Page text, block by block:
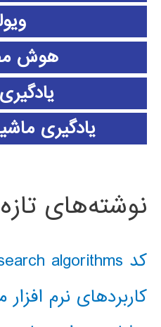
هوش
یادگیری
نوشته‌های تازه
کد classical AI search algorithms
کاربردهای نرم